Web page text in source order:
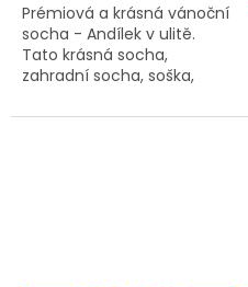
5
hvězdiček.
Prémiová a krásná vánoční
socha - Andílek v ulitě.
Tato krásná socha,
zahradní socha, soška,
určena ke krásně